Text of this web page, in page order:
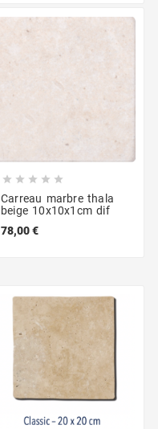
    
Carreau marbre thala
beige 10x10x1cm dif
78,00 €